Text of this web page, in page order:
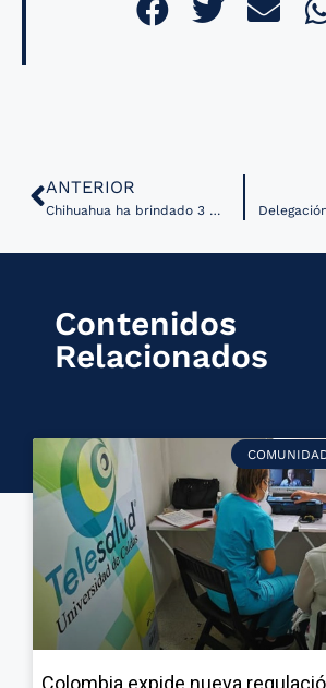
ANTERIOR
Chihuahua ha brindado 3 mil servicios de telemedicina especializada
Contenidos
Relacionados